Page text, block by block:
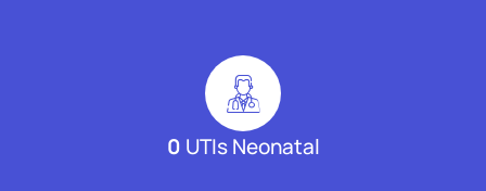
0 UTIs Neonatal